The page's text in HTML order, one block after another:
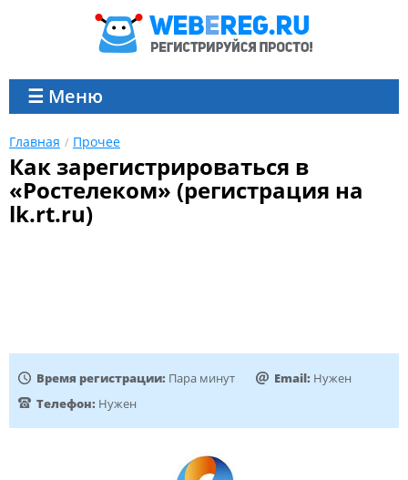
☰ Меню
Главная Прочее
Как зарегистрироваться в
«Ростелеком» (регистрация на
lk.rt.ru)
Время регистрации: Пара минут Email: Нужен
Телефон: Нужен